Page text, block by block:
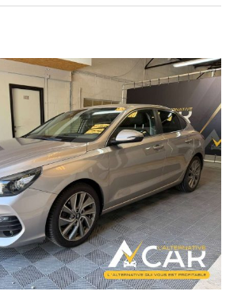
Berlingo
BlueHDi
–
GARANTIE
12M